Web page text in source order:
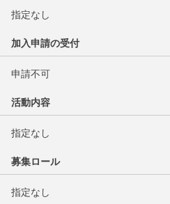
指定なし
加入申請の受付
申請不可
活動内容
指定なし
募集ロール
指定なし